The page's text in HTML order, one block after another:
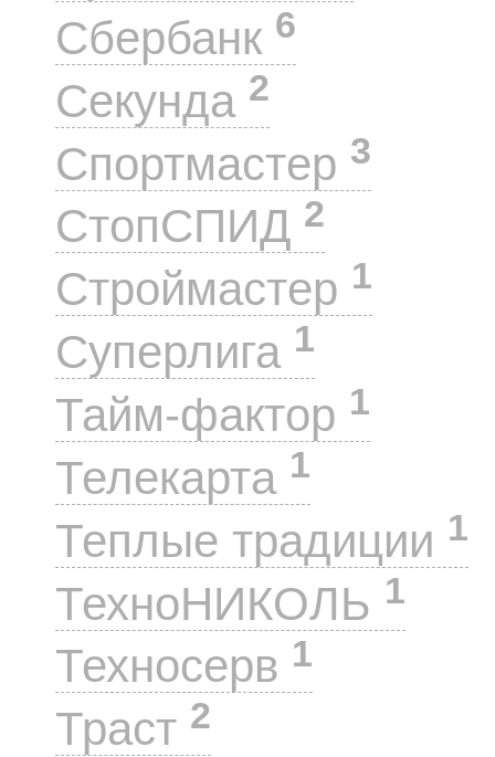
Сбербанк 6
Секунда 2
Спортмастер 3
СтопСПИД 2
Строймастер 1
Суперлига 1
Тайм-фактор 1
Телекарта 1
Теплые традиции 1
ТехноНИКОЛЬ 1
Техносерв 1
Траст 2